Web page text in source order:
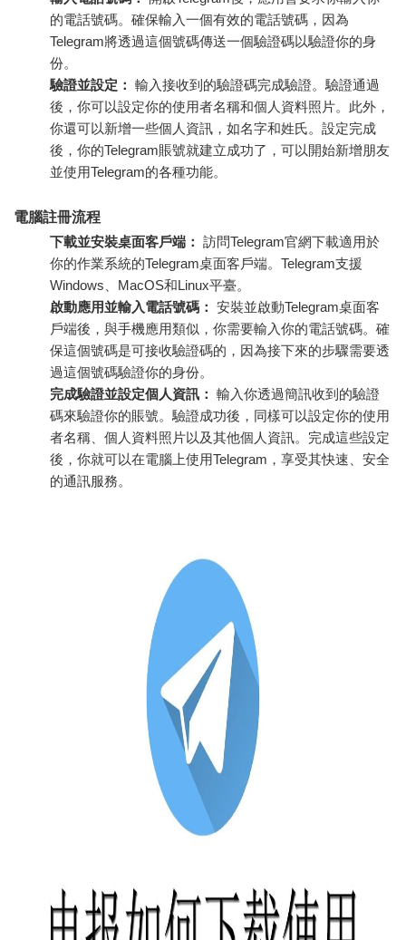
的電話號碼。確保輸入一個有效的電話號碼，因為
Telegram將透過這個號碼傳送一個驗證碼以驗證你的身
份。
驗證並設定： 輸入接收到的驗證碼完成驗證。驗證通過
後，你可以設定你的使用者名稱和個人資料照片。此外，
你還可以新增一些個人資訊，如名字和姓氏。設定完成
後，你的Telegram賬號就建立成功了，可以開始新增朋友
並使用Telegram的各種功能。
電腦註冊流程
下載並安裝桌面客戶端： 訪問Telegram官網下載適用於
你的作業系統的Telegram桌面客戶端。Telegram支援
Windows、MacOS和Linux平臺。
啟動應用並輸入電話號碼： 安裝並啟動Telegram桌面客
戶端後，與手機應用類似，你需要輸入你的電話號碼。確
保這個號碼是可接收驗證碼的，因為接下來的步驟需要透
過這個號碼驗證你的身份。
完成驗證並設定個人資訊： 輸入你透過簡訊收到的驗證
碼來驗證你的賬號。驗證成功後，同樣可以設定你的使用
者名稱、個人資料照片以及其他個人資訊。完成這些設定
後，你就可以在電腦上使用Telegram，享受其快速、安全
的通訊服務。